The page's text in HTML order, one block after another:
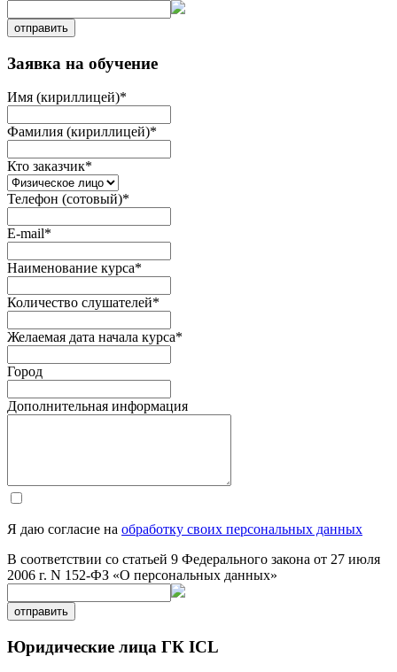
отправить
Заявка на обучение
Имя (кириллицей)*
Фамилия (кириллицей)*
Кто заказчик*
Телефон (сотовый)*
E-mail*
Наименование курса*
Количество слушателей*
Желаемая дата начала курса*
Город
Дополнительная информация
Я даю согласие на обработку своих персональных данных
В соответствии со статьей 9 Федерального закона от 27 июля
2006 г. N 152-ФЗ «О персональных данных»
отправить
Юридические лица ГК ICL